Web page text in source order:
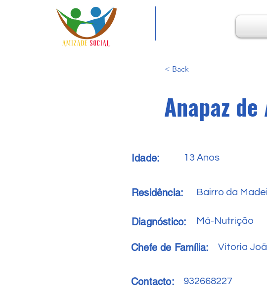
< Back
Anapaz
Idade: 13 Anos
Residência: Bairro da
Diagnóstico: Má-Nutrição
Chefe de Família: Vitoria
Contacto: 932668227